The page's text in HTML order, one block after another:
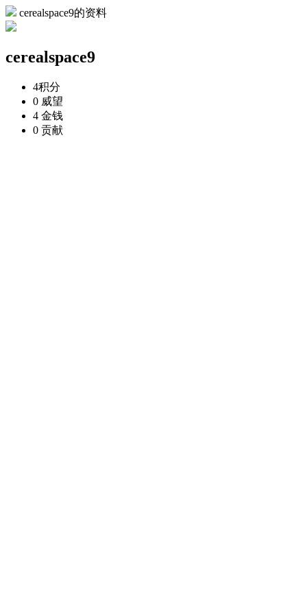
cerealspace9的资料
cerealspace9
4积分
0 威望
4 金钱
0 贡献